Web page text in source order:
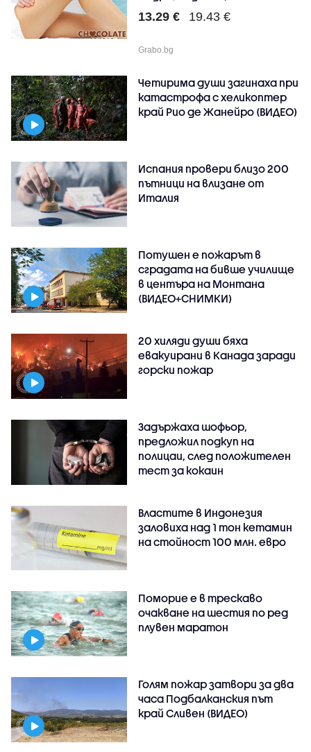
13.29 € 19.43 €
Grabo.bg
Четирима души загинаха при
катастрофа с хеликоптер
край Рио де Жанейро (ВИДЕО)
Испания провери близо 200
пътници на влизане от
Италия
Потушен е пожарът в
сградата на бивше училище
в центъра на Монтана
(ВИДЕО+СНИМКИ)
20 хиляди души бяха
евакуирани в Канада заради
горски пожар
Задържаха шофьор,
предложил подкуп на
полицаи, след положителен
тест за кокаин
Властите в Индонезия
заловиха над 1 тон кетамин
на стойност 100 млн. евро
Поморие е в трескаво
очакване на шестия по ред
плувен маратон
Голям пожар затвори за два
часа Подбалканския път
край Сливен (ВИДЕО)